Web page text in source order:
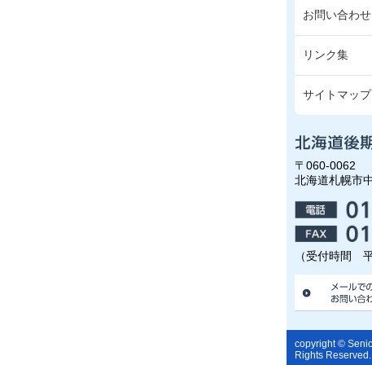
お問い合わせ
リンク集
サイトマップ
〒060-0062
北海道札幌市
（受付時間
copyright ©
Rights Reserved.